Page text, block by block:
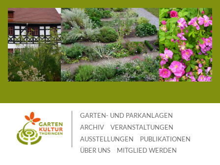
content
GARTEN- UND PARKANLAGEN
ARCHIV
VERANSTALTUNGEN
AUSSTELLUNGEN
PUBLIKATIONEN
ÜBER UNS
MITGLIED WERDEN